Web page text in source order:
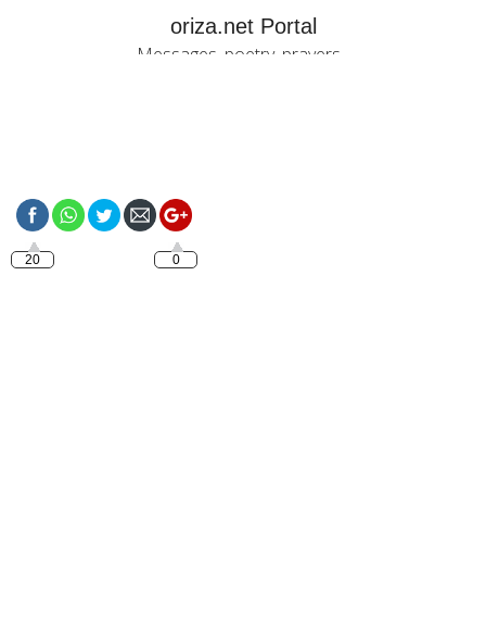
oriza.net Portal
Messages, poetry, prayers...
20 0